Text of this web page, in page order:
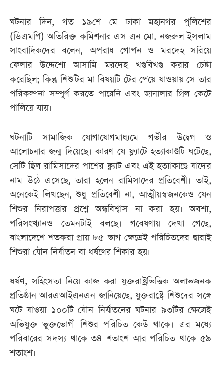
ঘটনার দিন, গত ১৯শে মে ঢাকা মহানগর পুলিশের
(ডিএমপি) অতিরিক্ত কমিশনার এস এন মো. নজরুল ইসলাম
সাংবাদিকদের বলেন, অপরাধ গোপন ও মরদেহ সরিয়ে
ফেলার উদ্দেশ্যে আসামি মরদেহ খণ্ডবিখণ্ড করার চেষ্টা
করেছিল; কিন্তু শিশুটির মা বিষয়টি টের পেয়ে যাওয়ায় সে তার
পরিকল্পনা সম্পূর্ণ করতে পারেনি এবং জানালার গ্রিল কেটে
পালিয়ে যায়।
ঘটনাটি সামাজিক যোগাযোগমাধ্যমে গভীর উদ্বেগ ও
আলোচনার জন্ম দিয়েছে। কারণ যে ফ্ল্যাটে হত্যাকাণ্ডটি ঘটেছে,
সেটি ছিল রামিসাদের পাশের ফ্ল্যাট এবং এই হত্যাকাণ্ডে যাদের
নাম উঠে এসেছে, তারা হলেন রামিসাদের প্রতিবেশী। তাই,
অনেকেই লিখছেন, শুধু প্রতিবেশী না, আত্মীয়স্বজনকেও যেন
শিশুর নিরাপত্তার প্রশ্নে অন্ধবিশ্বাস না করা হয়। অবশ্য,
পরিসংখ্যানও তেমনটাই বলছে। গবেষণায় দেখা গেছে,
বাংলাদেশে শতকরা প্রায় ৮৫ ভাগ ক্ষেত্রেই পরিচিতদের দ্বারাই
শিশুরা যৌন নির্যাতন বা ধর্ষণের শিকার হয়।
ধর্ষণ, সহিংসতা নিয়ে কাজ করা যুক্তরাষ্ট্রভিত্তিক অলাভজনক
প্রতিষ্ঠান আরএআইএনএন জানিয়েছে, যুক্তরাষ্ট্রে শিশুদের সঙ্গে
ঘটে যাওয়া ১০০টি যৌন নির্যাতনের ঘটনার ৯৩টির ক্ষেত্রেই
অভিযুক্ত ভুক্তভোগী শিশুর পরিচিত কেউ থাকে। এর মধ্যে
পরিবারের সদস্য থাকে ৩৪ শতাংশ আর পরিচিত থাকে ৫৯
শতাংশ।